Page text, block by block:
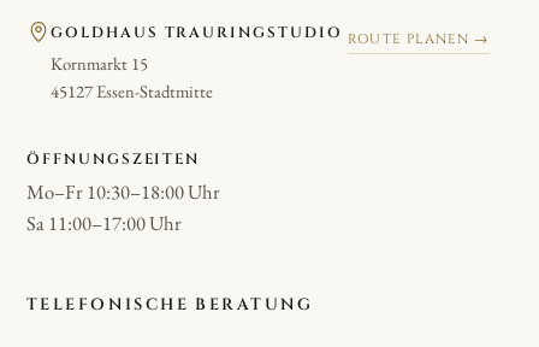
GOLDHAUS TRAURINGSTUDIO
Kornmarkt 15
45127 Essen-Stadtmitte
ROUTE PLANEN →
ÖFFNUNGSZEITEN
Mo–Fr 10:30–18:00 Uhr
Sa 11:00–17:00 Uhr
TELEFONISCHE BERATUNG